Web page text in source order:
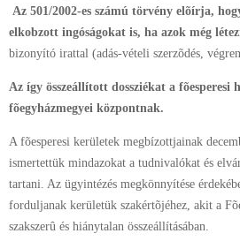
Az 501/2002-es számú törvény elõírja,
elkobzott ingóságokat is, ha azok még
bizonyító irattal (adás-vételi szerzõdés,
Az így összeállított dossziékat a fõesperesi
fõegyházmegyei központnak.
A fõesperesi kerületek megbízottjainak
ismertettük mindazokat a tudnivalókat és
tartani. Az ügyintézés megkönnyítése
forduljanak kerületük szakértõjéhez, akit a
szakszerû és hiánytalan összeállításában.